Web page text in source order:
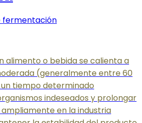
fermentación
alimento o bebida se calienta a
(generalmente entre 60
un tiempo determinado
indeseados y prolongar
ampliamente en la industria